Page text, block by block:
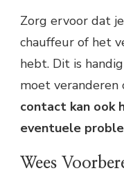
Zorg ervoor dat
chauffeur of het
hebt. Dit is
moet veranderen
contact kan ook
eventuele
Wees